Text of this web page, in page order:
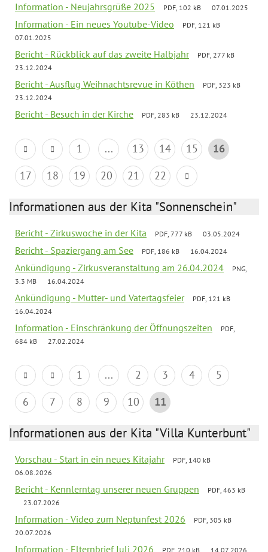
Information - Neujahrsgrüße 2025 PDF, 102 kB 07.01.2025
Information - Ein neues Youtube-Video
PDF, 121 kB
07.01.2025
Bericht - Rückblick auf das zweite Halbjahr
PDF, 277 kB
23.12.2024
Bericht - Ausflug Weihnachtsrevue in Köthen
PDF, 323 kB
23.12.2024
Bericht - Besuch in der Kirche PDF, 283 kB 23.12.2024
1 ... 13 14 15
16
17
18 19 20 21 22
Informationen aus der Kita "Sonnenschein"
Bericht - Zirkuswoche in der Kita PDF, 777 kB 03.05.2024
Bericht - Spaziergang am See PDF, 186 kB 16.04.2024
Ankündigung - Zirkusveranstaltung am 26.04.2024
PNG,
3.3 MB
16.04.2024
Ankündigung - Mutter- und Vatertagsfeier
PDF, 121 kB
16.04.2024
Information - Einschränkung der Öffnungszeiten
PDF,
684 kB
27.02.2024
1 ... 2 3 4
5
6
7 8 9 10 11
Informationen aus der Kita "Villa Kunterbunt"
Vorschau - Start in ein neues Kitajahr
PDF, 140 kB
06.08.2026
Bericht - Kennlerntag unserer neuen Gruppen
PDF, 463 kB
23.07.2026
Information - Video zum Neptunfest 2026
PDF, 305 kB
20.07.2026
Information - Elternbrief Juli 2026 PDF, 210 kB 14.07.2026